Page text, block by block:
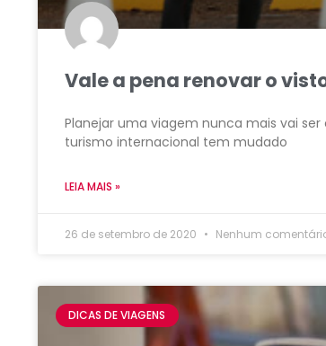
Vale a pena renovar o
Planejar uma viagem nunca mais vai
turismo internacional tem mudado
LEIA MAIS »
26 de setembro de 2020 Nenhum
DICAS DE VIAGENS